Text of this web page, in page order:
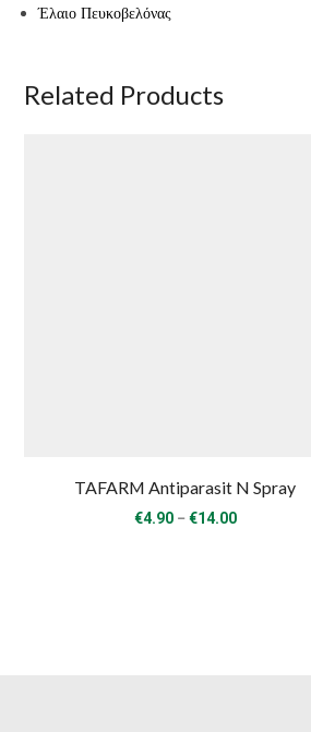
Έλαιο Πευκοβελόνας
Related Products
TAFARM Antiparasit N Spray
€4.90 –€14.00Price